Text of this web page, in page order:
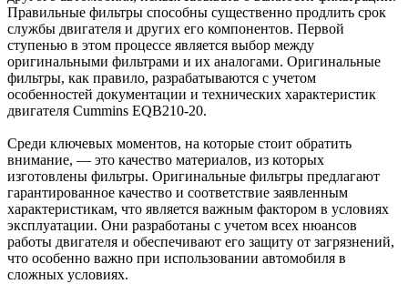
Правильные фильтры способны существенно продлить срок
службы двигателя и других его компонентов. Первой
ступенью в этом процессе является выбор между
оригинальными фильтрами и их аналогами. Оригинальные
фильтры, как правило, разрабатываются с учетом
особенностей документации и технических характеристик
двигателя Cummins EQB210-20.
Среди ключевых моментов, на которые стоит обратить
внимание, — это качество материалов, из которых
изготовлены фильтры. Оригинальные фильтры предлагают
гарантированное качество и соответствие заявленным
характеристикам, что является важным фактором в условиях
эксплуатации. Они разработаны с учетом всех нюансов
работы двигателя и обеспечивают его защиту от загрязнений,
что особенно важно при использовании автомобиля в
сложных условиях.